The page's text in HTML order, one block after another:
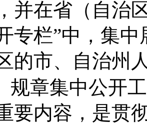
并在省（自治
专栏”中，集
的市、自治州
规章集中公开
要内容，是贯